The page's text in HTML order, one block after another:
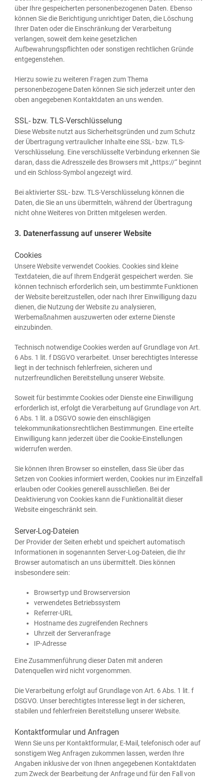
über Ihre gespei­cher­ten per­so­nen­be­zo­ge­nen Daten. Eben­so
kön­nen Sie die Berich­ti­gung unrich­ti­ger Daten, die Löschung
Ihrer Daten oder die Ein­schrän­kung der Ver­ar­bei­tung
ver­lan­gen, soweit dem kei­ne gesetz­li­chen
Auf­be­wah­rungs­pflich­ten oder sons­ti­gen recht­li­chen Grün­de
entgegenstehen.
Hier­zu sowie zu wei­te­ren Fra­gen zum The­ma
per­so­nen­be­zo­ge­ne Daten kön­nen Sie sich jeder­zeit unter den
oben ange­ge­be­nen Kon­takt­da­ten an uns wenden.
SSL- bzw. TLS-Verschlüsselung
Die­se Web­site nutzt aus Sicher­heits­grün­den und zum Schutz
der Über­tra­gung ver­trau­li­cher Inhal­te eine SSL- bzw. TLS-
Ver­schlüs­se­lung. Eine ver­schlüs­sel­te Ver­bin­dung erken­nen Sie
dar­an, dass die Adress­zei­le des Brow­sers mit „https://“ beginnt
und ein Schloss-Sym­bol ange­zeigt wird.
Bei akti­vier­ter SSL- bzw. TLS-Ver­schlüs­se­lung kön­nen die
Daten, die Sie an uns über­mit­teln, wäh­rend der Über­tra­gung
nicht ohne Wei­te­res von Drit­ten mit­ge­le­sen werden.
3. Datenerfassung auf unserer Website
Cookies
Unse­re Web­site ver­wen­det Coo­kies. Coo­kies sind klei­ne
Text­da­tei­en, die auf Ihrem End­ge­rät gespei­chert wer­den. Sie
kön­nen tech­nisch erfor­der­lich sein, um bestimm­te Funk­tio­nen
der Web­site bereit­zu­stel­len, oder nach Ihrer Ein­wil­li­gung dazu
die­nen, die Nut­zung der Web­site zu ana­ly­sie­ren,
Wer­be­maß­nah­men aus­zu­wer­ten oder exter­ne Diens­te
einzubinden.
Tech­nisch not­wen­di­ge Coo­kies wer­den auf Grund­la­ge von Art.
6 Abs. 1 lit. f DSGVO ver­ar­bei­tet. Unser berech­tig­tes Inter­es­se
liegt in der tech­nisch feh­ler­frei­en, siche­ren und
nut­zer­freund­li­chen Bereit­stel­lung unse­rer Website.
Soweit für bestimm­te Coo­kies oder Diens­te eine Ein­wil­li­gung
erfor­der­lich ist, erfolgt die Ver­ar­bei­tung auf Grund­la­ge von Art.
6 Abs. 1 lit. a DSGVO sowie den ein­schlä­gi­gen
tele­kom­mu­ni­ka­ti­ons­recht­li­chen Bestim­mun­gen. Eine erteil­te
Ein­wil­li­gung kann jeder­zeit über die Coo­kie-Ein­stel­lun­gen
wider­ru­fen werden.
Sie kön­nen Ihren Brow­ser so ein­stel­len, dass Sie über das
Set­zen von Coo­kies infor­miert wer­den, Coo­kies nur im Ein­zel­fall
erlau­ben oder Coo­kies gene­rell aus­schlie­ßen. Bei der
Deak­ti­vie­rung von Coo­kies kann die Funk­tio­na­li­tät die­ser
Web­site ein­ge­schränkt sein.
Server-Log-Dateien
Der Pro­vi­der der Sei­ten erhebt und spei­chert auto­ma­tisch
Infor­ma­tio­nen in soge­nann­ten Ser­ver-Log-Datei­en, die Ihr
Brow­ser auto­ma­tisch an uns über­mit­telt. Dies kön­nen
ins­be­son­de­re sein:
Brow­ser­typ und Browserversion
ver­wen­de­tes Betriebssystem
Refer­rer-URL
Host­na­me des zugrei­fen­den Rechners
Uhr­zeit der Serveranfrage
IP-Adres­se
Eine Zusam­men­füh­rung die­ser Daten mit ande­ren
Daten­quel­len wird nicht vorgenommen.
Die Ver­ar­bei­tung erfolgt auf Grund­la­ge von Art. 6 Abs. 1 lit. f
DSGVO. Unser berech­tig­tes Inter­es­se liegt in der siche­ren,
sta­bi­len und feh­ler­frei­en Bereit­stel­lung unse­rer Website.
Kontaktformular und Anfragen
Wenn Sie uns per Kon­takt­for­mu­lar, E‑Mail, tele­fo­nisch oder auf
sons­ti­gem Weg Anfra­gen zukom­men las­sen, wer­den Ihre
Anga­ben inklu­si­ve der von Ihnen ange­ge­be­nen Kon­takt­da­ten
zum Zweck der Bear­bei­tung der Anfra­ge und für den Fall von